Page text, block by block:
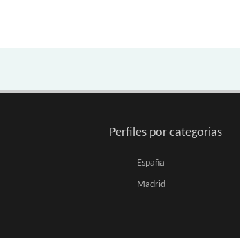
Perfiles por categorias
España
Madrid